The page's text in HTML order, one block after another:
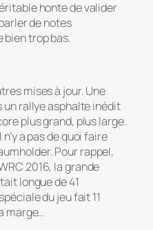
honte de valider
de notes
bien trop bas.
mises à jour. Une
rallye asphalte inédit
plus grand, plus large.
n’y a pas de quoi faire
Pour rappel,
2016, la grande
longue de 41
du jeu fait 11
marge…